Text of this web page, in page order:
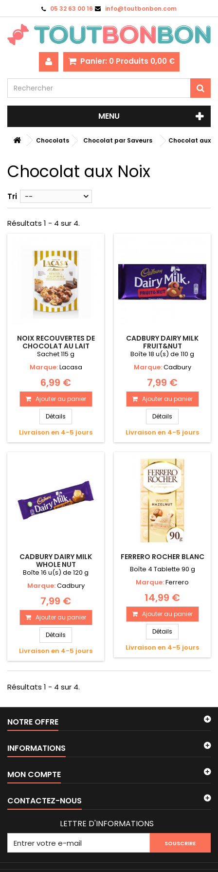
05 32 63 00 16 info@toutbonbon.com
Panier: 0 Produits 0,00 €
MENU
Chocolats Chocolat par Saveurs Chocolat aux
Chocolat aux Noix
Tri --
Résultats 1 - 4 sur 4.
NOIX RECOUVERTES DE
CHOCOLAT AU LAIT
Sachet 115 g
Marque:Lacasa
6,99 €
Ajouter au panier
Détails
Livraison en 4-5 jours
CADBURY DAIRY MILK
FRUIT&NUT
Boîte 18 u(s) de 110 g
Marque:Cadbury
7,99 €
Ajouter au panier
Détails
Livraison en 4-5 jours
CADBURY DAIRY MILK
WHOLE NUT
Boîte 16 u(s) de 120 g
Marque:Cadbury
7,99 €
Ajouter au panier
Détails
Livraison en 4-5 jours
FERRERO ROCHER BLANC
Boîte 4 Tablette 90 g
Marque:Ferrero
14,99 €
Ajouter au panier
Détails
Livraison en 4-5 jours
Résultats 1 - 4 sur 4.
NOTRE OFFRE
INFORMATIONS
MON COMPTE
CONTACTEZ-NOUS
LETTRE D'INFORMATIONS
SOUSCRIRE